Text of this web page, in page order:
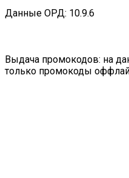
Данные ОРД: 10.9.6
Выдача промокодов: на
только промокоды